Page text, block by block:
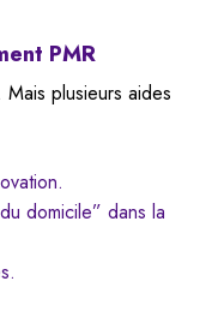
PMR
plusieurs aides
domicile” dans la